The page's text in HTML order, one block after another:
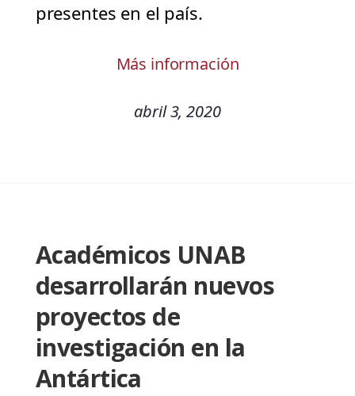
presentes en el país.
Más información
abril 3, 2020
Académicos UNAB
desarrollarán nuevos
proyectos de
investigación en la
Antártica